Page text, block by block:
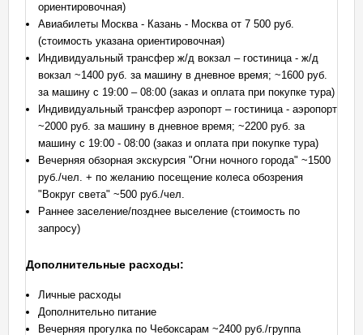
ориентировочная)
Авиабилеты Москва - Казань - Москва от 7 500 руб.
(стоимость указана ориентировочная)
Индивидуальный трансфер ж/д вокзал – гостиница - ж/д
вокзал ~1400 руб. за машину в дневное время; ~1600 руб.
за машину с 19:00 – 08:00 (заказ и оплата при покупке тура)
Индивидуальный трансфер аэропорт – гостиница - аэропорт
~2000 руб. за машину в дневное время; ~2200 руб. за
машину с 19:00 - 08:00 (заказ и оплата при покупке тура)
Вечерняя обзорная экскурсия "Огни ночного города" ~1500
руб./чел. + по желанию посещение колеса обозрения
"Вокруг света" ~500 руб./чел.
Раннее заселение/позднее выселение (стоимость по
запросу)
Дополнительные расходы:
Личные расходы
Дополнительно питание
Вечерняя прогулка по Чебоксарам ~2400 руб./группа